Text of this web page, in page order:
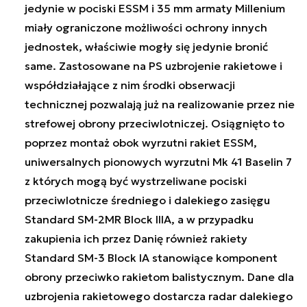
jedynie w pociski ESSM i 35 mm armaty Millenium
miały ograniczone możliwości ochrony innych
jednostek, właściwie mogły się jedynie bronić
same. Zastosowane na PS uzbrojenie rakietowe i
współdziałające z nim środki obserwacji
technicznej pozwalają już na realizowanie przez nie
strefowej obrony przeciwlotniczej. Osiągnięto to
poprzez montaż obok wyrzutni rakiet ESSM,
uniwersalnych pionowych wyrzutni Mk 41 Baselin 7
z których mogą być wystrzeliwane pociski
przeciwlotnicze średniego i dalekiego zasięgu
Standard SM-2MR Block IIIA, a w przypadku
zakupienia ich przez Danię również rakiety
Standard SM-3 Block IA stanowiące komponent
obrony przeciwko rakietom balistycznym. Dane dla
uzbrojenia rakietowego dostarcza radar dalekiego